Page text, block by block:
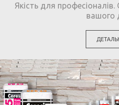
Якість для
вашого